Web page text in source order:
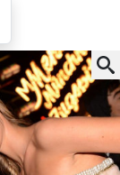
Telegram